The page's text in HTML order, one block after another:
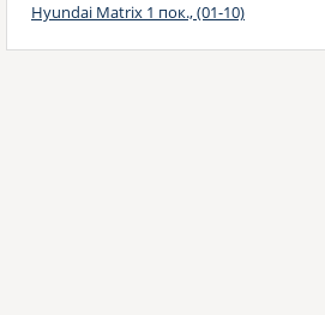
Hyundai Matrix 1 пок., (01-10)